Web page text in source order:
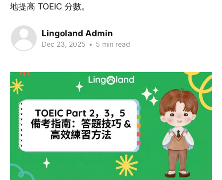
地提高 TOEIC 分數。
Lingoland Admin
Dec 23, 2025 • 5 min read